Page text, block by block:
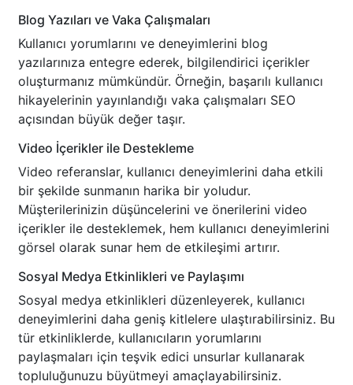
Blog Yazıları ve Vaka Çalışmaları
Kullanıcı yorumlarını ve deneyimlerini blog
yazılarınıza entegre ederek, bilgilendirici içerikler
oluşturmanız mümkündür. Örneğin, başarılı kullanıcı
hikayelerinin yayınlandığı vaka çalışmaları SEO
açısından büyük değer taşır.
Video İçerikler ile Destekleme
Video referanslar, kullanıcı deneyimlerini daha etkili
bir şekilde sunmanın harika bir yoludur.
Müşterilerinizin düşüncelerini ve önerilerini video
içerikler ile desteklemek, hem kullanıcı deneyimlerini
görsel olarak sunar hem de etkileşimi artırır.
Sosyal Medya Etkinlikleri ve Paylaşımı
Sosyal medya etkinlikleri düzenleyerek, kullanıcı
deneyimlerini daha geniş kitlelere ulaştırabilirsiniz. Bu
tür etkinliklerde, kullanıcıların yorumlarını
paylaşmaları için teşvik edici unsurlar kullanarak
topluluğunuzu büyütmeyi amaçlayabilirsiniz.